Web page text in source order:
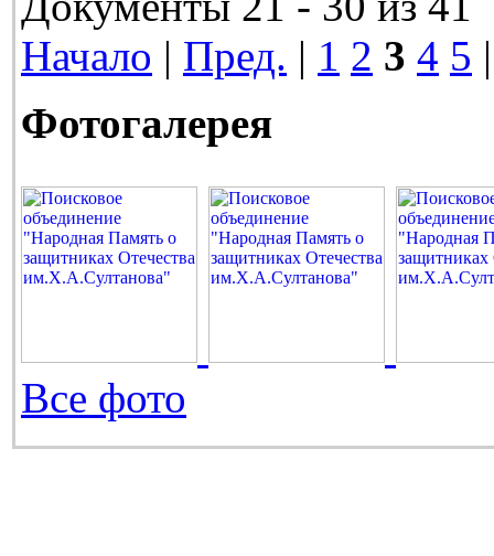
Начало | Пред. | 1 2 3 4 5
Фотогалерея
Все фото